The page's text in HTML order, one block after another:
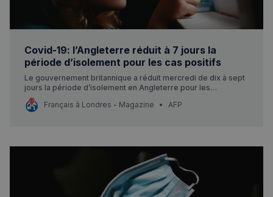
Covid-19: l’Angleterre réduit à 7 jours la
période d’isolement pour les cas positifs
Le gouvernement britannique a réduit mercredi de dix à sept
jours la période d’isolement en Angleterre pour les
personnes vaccinées ayant contracté le coronavirus, en
pleine flambée des cas d’Omicron et à deux jours du réveillon
Français à Londres - Magazine AFP